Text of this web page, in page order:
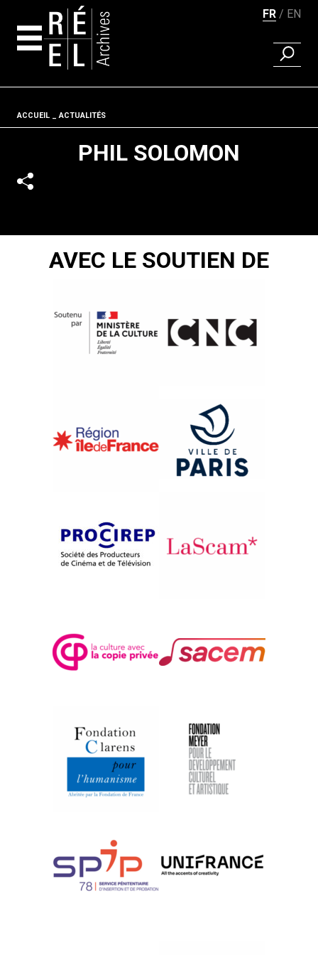
FR EN
Fil d'ariane
ACCUEIL ACTUALITÉS
PHIL SOLOMON
AVEC LE SOUTIEN DE